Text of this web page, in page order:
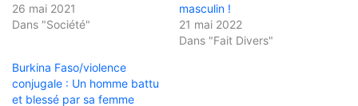
26 mai 2021
Dans "Société"
masculin !
21 mai 2022
Dans "Fait Divers"
Burkina Faso/violence
conjugale : Un homme battu
et blessé par sa femme